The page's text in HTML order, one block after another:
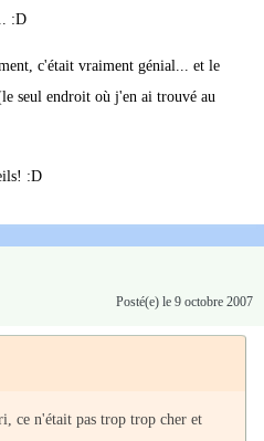
:D
c'était vraiment génial... et le
seul endroit où j'en ai trouvé au
:D
Posté(e) le 9 octobre 2007
ce n'était pas trop trop cher et